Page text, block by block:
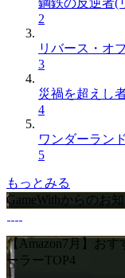
鋼鉄の反逆者(
2
リバース・オ
3
災禍を超えし
4
ワンダーラン
5
もっとみる
GameWithからのお
【Amazon7月】お
ーラーTOP4